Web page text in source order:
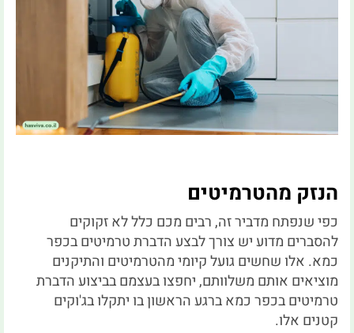
הנזק מהטרמיטים
כפי שנפתח מדביר זה, רבים מכם כלל לא זקוקים
להסברים מדוע יש צורך לבצע הדברת טרמיטים בכפר
כמא. אלו שחשים גועל קיומי מהטרמיטים והתיקנים
מוציאים אותם משלוותם, יחפצו בעצמם בביצוע הדברת
טרמיטים בכפר כמא ברגע הראשון בו יתקלו בג'וקים
קטנים אלו.